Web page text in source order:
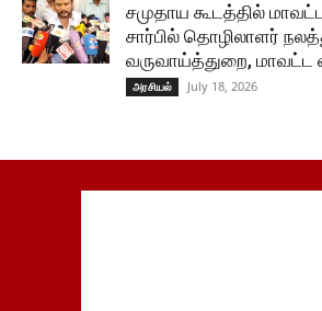
சமுதாய கூடத்தில்
சார்பில் தொழிலாளர்
வருவாய்த்துறை, மாவட்ட
அரசியல் July 18, 2026